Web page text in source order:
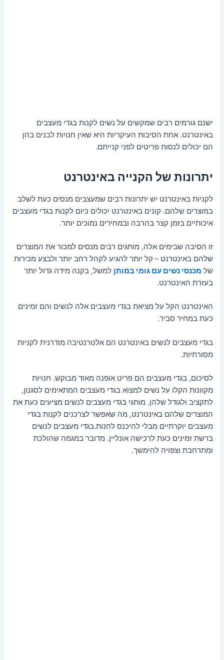
ישנם גורמים רבים שמקשים על נשים לקנות בגדי מעצבים
באינטרנט. אחת הסיבות העיקריות היא שאין חנויות לבנים בהן
הם יכולים לנסות פריטים לפני קנייתם.
יתרונות של הקנייה באינטרנט
לקניות באינטרנט יש יתרונות רבים שמעצבים מנסים כעת לשלב
במוצרים שלהם. קונים באינטרנט יכולים כיום לקנות בגדי מעצבים
איכותיים בזמן קצר בהרבה ובמחירים נמוכים יותר.
זו הסיבה שבימים אלה, מותגים רבים מנסים למכור את המוצרים
שלהם באינטרנט – קל יותר להגיע לקהל רחב יותר ולבצע מכירות
של מכנסי נשים עם גומי במותן למשל, בקנה מידה גדול יותר
בעזרת האינטרנט.
האינטרנט הקל על מציאת בגדי מעצבים אלה לנשים והם זמינים
כעת במחיר סביר.
בגדי מעצבים לנשים באינטרנט הם אלטרנטיבה מודרנית לקניות
מסורתיות.
לסיכום, בגדי מעצבים הם פריט אופנה מאוד מבוקש. חנויות
מקוונות הקלו על נשים למצוא בגדי מעצבים המתאימים לסגנון,
לתקציב ולגודל שלהן. מותגי בגדי מעצבים לנשים מציעים כעת את
המוצרים שלהם באינטרנט, מה שאפשר לצרכנים לקנות בגדי
מעצבים יוקרתיים מבלי להיכנס לחנות.בגדי מעצבים לנשים
ברשת זמינים כעת לרכישה אונליין. מדובר במגמה שהולכת
ומתרחבת וצפויה להימשך.